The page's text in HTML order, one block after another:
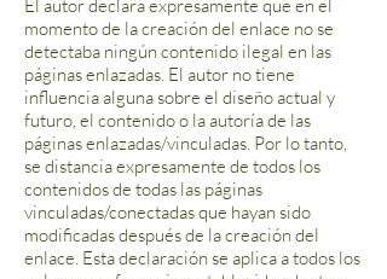
El autor declara expresamente que en el
momento de la creación del enlace no se
detectaba ningún contenido ilegal en las
páginas enlazadas. El autor no tiene
influencia alguna sobre el diseño actual y
futuro, el contenido o la autoría de las
páginas enlazadas/vinculadas. Por lo tanto,
se distancia expresamente de todos los
contenidos de todas las páginas
vinculadas/conectadas que hayan sido
modificadas después de la creación del
enlace. Esta declaración se aplica a todos los